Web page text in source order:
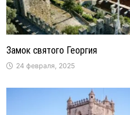
Замок святого Георгия
24 февраля, 2025